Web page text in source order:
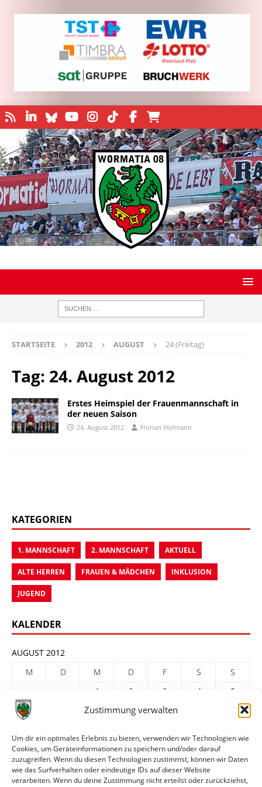
Zustimmung verwalten
Um dir ein optimales Erlebnis zu bieten, verwenden wir Technologien wie
Cookies, um Geräteinformationen zu speichern und/oder darauf
zuzugreifen. Wenn du diesen Technologien zustimmst, können wir Daten
wie das Surfverhalten oder eindeutige IDs auf dieser Website
verarbeiten. Wenn du deine Zustimmung nicht erteilst oder zurückziehst,
STARTSEITE 2012 AUGUST 24 (Freitag)
Tag: 24. August 2012
Erstes Heimspiel der Frauenmannschaft in
der neuen Saison
24. August 2012 Florian Hofmann
KATEGORIEN
1. MANNSCHAFT 2. MANNSCHAFT AKTUELL
ALTE HERREN FRAUEN & MÄDCHEN INKLUSION
JUGEND
KALENDER
AUGUST 2012
M
D M D F S
S
1
2 3 4
5
6
8 9 10
20
21 22 23 24 25
27
28 29 30
31